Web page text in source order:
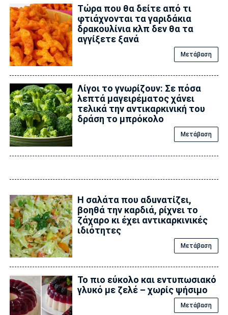
Τώρα που θα δείτε από τι
φτιάχνονται τα γαριδάκια
δρακουλίνια κλπ δεν θα τα
αγγίξετε ξανά
Μετάβαση
Λίγοι το γνωρίζουν: Σε πόσα
λεπτά μαγειρέματος χάνει
τελικά την αντικαρκινική του
δράση το μπρόκολο
Μετάβαση
Η σαλάτα που αδuνατίζει,
βοηθά την καρδιά, ρίχνει το
ζάχαρο κι έχει αντικαρκινικές
ιδιότητες
Μετάβαση
Το πιο εύκολο και εντυπωσιακό
γλυκό με ζελέ – χωρίς ψήσιμο
Μετάβαση